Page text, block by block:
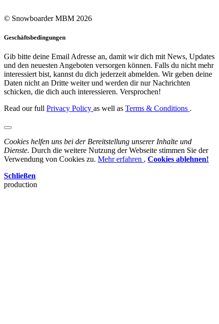
© Snowboarder MBM 2026
Geschäftsbedingungen
Gib bitte deine Email Adresse an, damit wir dich mit News, Updates
und den neuesten Angeboten versorgen können. Falls du nicht mehr
interessiert bist, kannst du dich jederzeit abmelden. Wir geben deine
Daten nicht an Dritte weiter und werden dir nur Nachrichten
schicken, die dich auch interessieren. Versprochen!
Read our full Privacy Policy as well as Terms & Conditions .
Cookies helfen uns bei der Bereitstellung unserer Inhalte und
Dienste. Durch die weitere Nutzung der Webseite stimmen Sie der
Verwendung von Cookies zu. Mehr erfahren , Cookies ablehnen!
Schließen
production